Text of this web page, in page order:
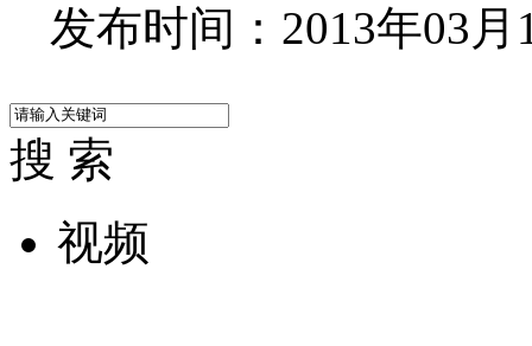
发布时间：2013年03月
搜 索
视频